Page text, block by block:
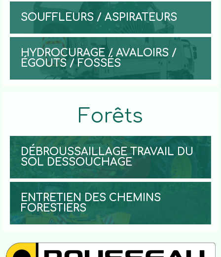
SOUFFLEURS / ASPIRATEURS
HYDROCURAGE / AVALOIRS /
ÉGOUTS / FOSSÉS
Forêts
DÉBROUSSAILLAGE TRAVAIL DU
SOL DESSOUCHAGE
ENTRETIEN DES CHEMINS
FORESTIERS